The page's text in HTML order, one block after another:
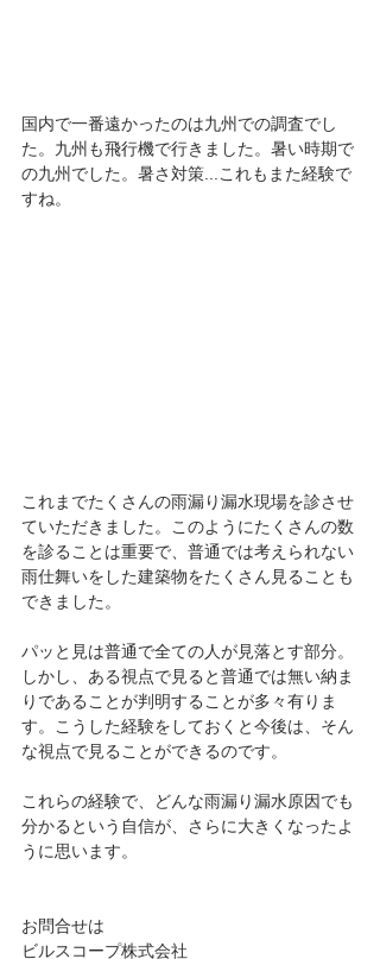
国内で一番遠かったのは九州での調査でし
た。九州も飛行機で行きました。暑い時期で
の九州でした。暑さ対策...これもまた経験で
すね。
これまでたくさんの雨漏り漏水現場を診させ
ていただきました。このようにたくさんの数
を診ることは重要で、普通では考えられない
雨仕舞いをした建築物をたくさん見ることも
できました。
パッと見は普通で全ての人が見落とす部分。
しかし、ある視点で見ると普通では無い納ま
りであることが判明することが多々有りま
す。こうした経験をしておくと今後は、そん
な視点で見ることができるのです。
これらの経験で、どんな雨漏り漏水原因でも
分かるという自信が、さらに大きくなったよ
うに思います。
お問合せは
ビルスコープ株式会社